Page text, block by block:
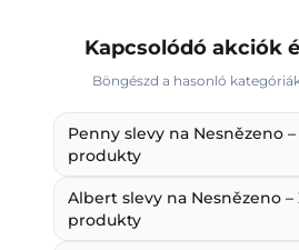
Kapcsolódó akciók
Böngészd a hasonló
Penny slevy na Nesnězeno
produkty
Albert slevy na Nesnězeno
produkty